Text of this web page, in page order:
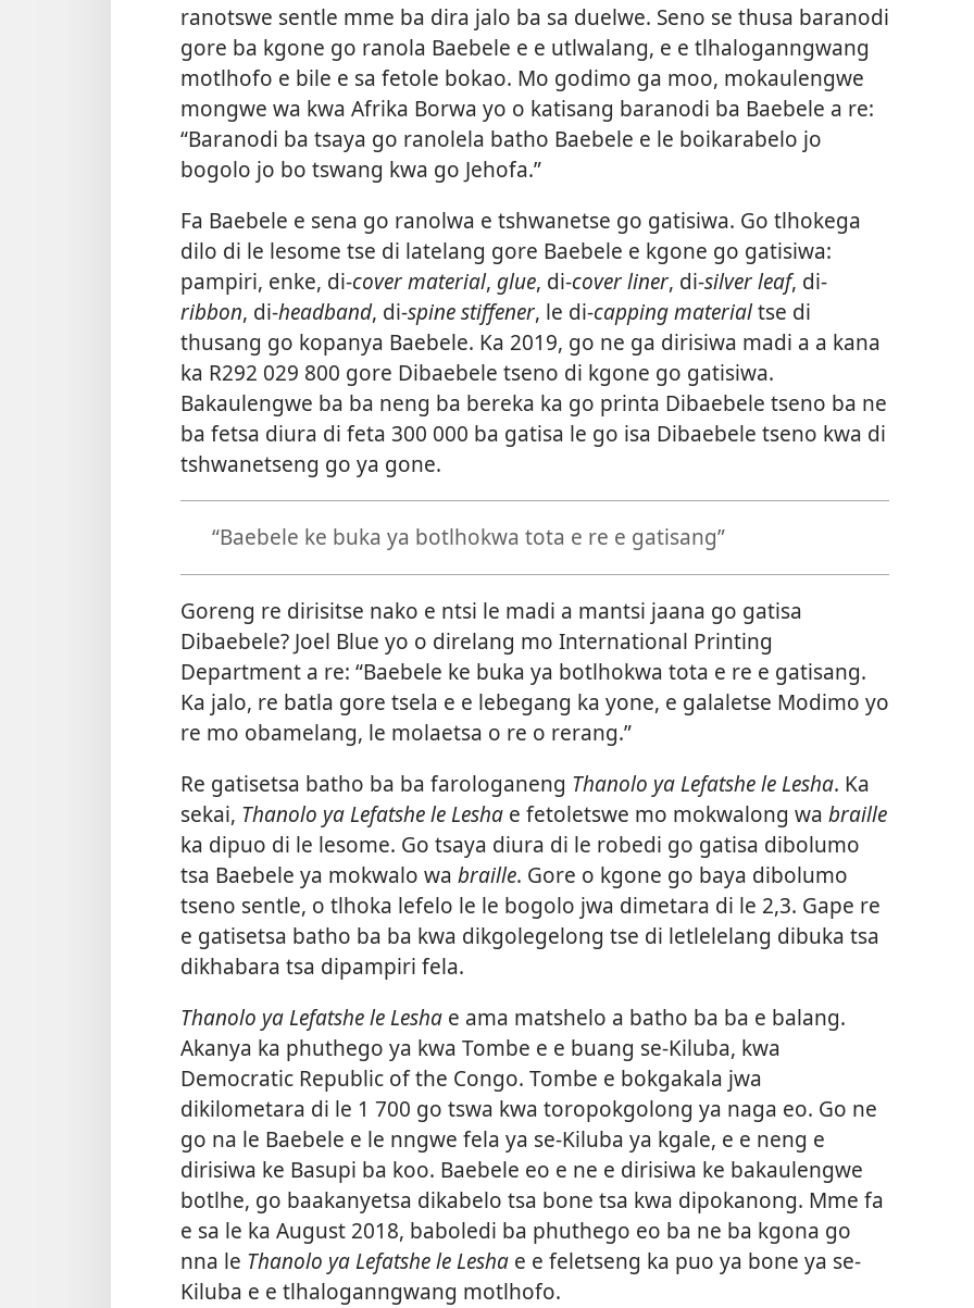
ranotswe sentle mme ba dira jalo ba sa duelwe. Seno se thusa baranodi
gore ba kgone go ranola Baebele e e utlwalang, e e tlhaloganngwang
motlhofo e bile e sa fetole bokao. Mo godimo ga moo, mokaulengwe
mongwe wa kwa Afrika Borwa yo o katisang baranodi ba Baebele a re:
“Baranodi ba tsaya go ranolela batho Baebele e le boikarabelo jo
bogolo jo bo tswang kwa go Jehofa.”
Fa Baebele e sena go ranolwa e tshwanetse go gatisiwa. Go tlhokega
dilo di le lesome tse di latelang gore Baebele e kgone go gatisiwa:
pampiri, enke, di-cover material, glue, di-cover liner, di-silver leaf, di-
ribbon, di-headband, di-spine stiffener, le di-capping materialtse di
thusang go kopanya Baebele. Ka 2019, go ne ga dirisiwa madi a a kana
ka R292 029 800 gore Dibaebele tseno di kgone go gatisiwa.
Bakaulengwe ba ba neng ba bereka ka go printa Dibaebele tseno ba ne
ba fetsa diura di feta 300 000 ba gatisa le go isa Dibaebele tseno kwa di
tshwanetseng go ya gone.
“Baebele ke buka ya botlhokwa tota e re e gatisang”
Goreng re dirisitse nako e ntsi le madi a mantsi jaana go gatisa
Dibaebele? Joel Blue yo o direlang mo International Printing
Department a re: “Baebele ke buka ya botlhokwa tota e re e gatisang.
Ka jalo, re batla gore tsela e e lebegang ka yone, e galaletse Modimo yo
re mo obamelang, le molaetsa o re o rerang.”
Re gatisetsa batho ba ba farologaneng Thanolo ya Lefatshe le Lesha. Ka
sekai, Thanolo ya Lefatshe le Lesha e fetoletswe mo mokwalong wa braille
ka dipuo di le lesome. Go tsaya diura di le robedi go gatisa dibolumo
tsa Baebele ya mokwalo wa braille. Gore o kgone go baya dibolumo
tseno sentle, o tlhoka lefelo le le bogolo jwa dimetara di le 2,3. Gape re
e gatisetsa batho ba ba kwa dikgolegelong tse di letlelelang dibuka tsa
dikhabara tsa dipampiri fela.
Thanolo ya Lefatshe le Lesha e ama matshelo a batho ba ba e balang.
Akanya ka phuthego ya kwa Tombe e e buang se-Kiluba, kwa
Democratic Republic of the Congo. Tombe e bokgakala jwa
dikilometara di le 1 700 go tswa kwa toropokgolong ya naga eo. Go ne
go na le Baebele e le nngwe fela ya se-Kiluba ya kgale, e e neng e
dirisiwa ke Basupi ba koo. Baebele eo e ne e dirisiwa ke bakaulengwe
botlhe, go baakanyetsa dikabelo tsa bone tsa kwa dipokanong. Mme fa
e sa le ka August 2018, baboledi ba phuthego eo ba ne ba kgona go
nna le Thanolo ya Lefatshe le Lesha e e feletseng ka puo ya bone ya se-
Kiluba e e tlhaloganngwang motlhofo.